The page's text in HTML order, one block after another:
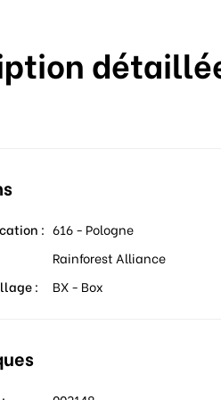
: 616 - Pologne
Rainforest Alliance
:
BX - Box